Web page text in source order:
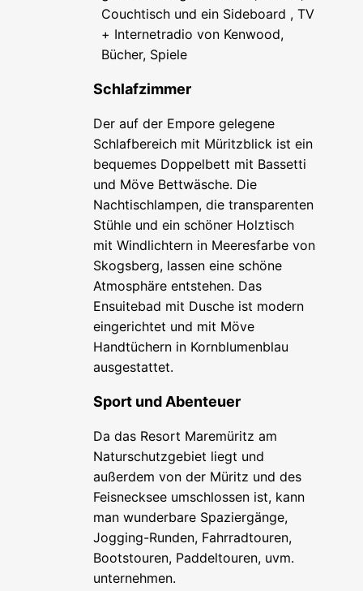
Couchtisch und ein Sideboard , TV
+ Internetradio von Kenwood,
Bücher, Spiele
Schlafzimmer
Der auf der Empore gelegene
Schlafbereich mit Müritzblick ist ein
bequemes Doppelbett mit Bassetti
und Möve Bettwäsche. Die
Nachtischlampen, die transparenten
Stühle und ein schöner Holztisch
mit Windlichtern in Meeresfarbe von
Skogsberg, lassen eine schöne
Atmosphäre entstehen. Das
Ensuitebad mit Dusche ist modern
eingerichtet und mit Möve
Handtüchern in Kornblumenblau
ausgestattet.
Sport und Abenteuer
Da das Resort Maremüritz am
Naturschutzgebiet liegt und
außerdem von der Müritz und des
Feisnecksee umschlossen ist, kann
man wunderbare Spaziergänge,
Jogging-Runden, Fahrradtouren,
Bootstouren, Paddeltouren, uvm.
unternehmen.